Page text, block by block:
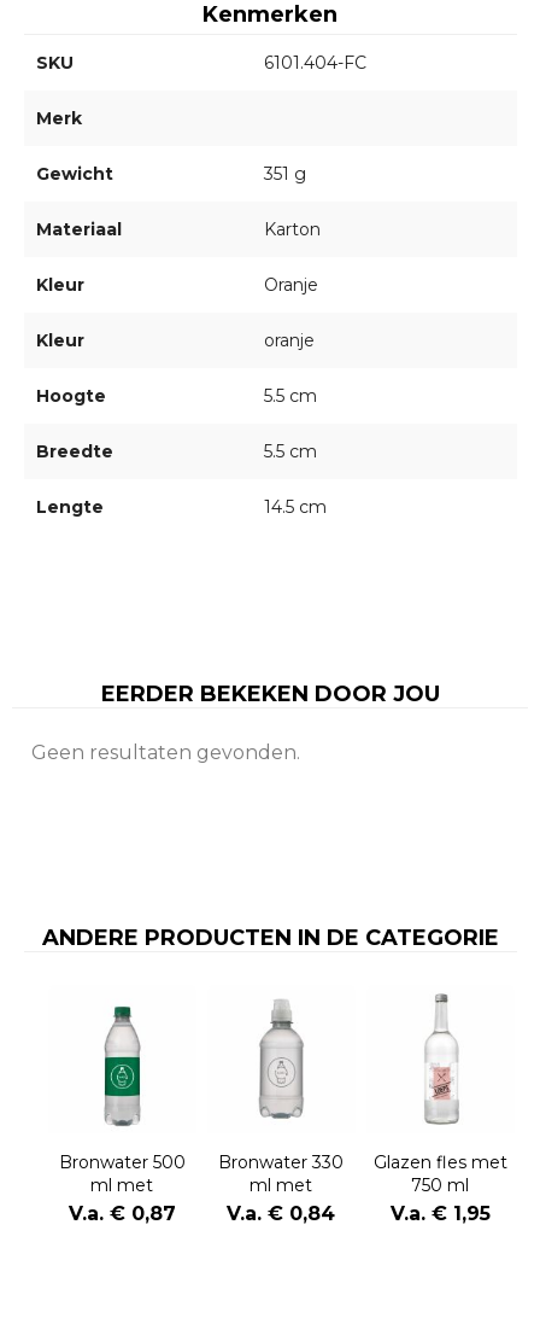
Kenmerken
SKU 6101.404-FC
Merk
Gewicht 351 g
Materiaal Karton
Kleur Oranje
Kleur oranje
Hoogte 5.5 cm
Breedte 5.5 cm
Lengte 14.5 cm
EERDER BEKEKEN DOOR JOU
Geen resultaten gevonden.
ANDERE PRODUCTEN IN DE CATEGORIE
Bronwater 500
ml met
draaidop
V.a. € 0,87
Bronwater 330
ml met
sportdop
V.a. € 0,84
Glazen fles met
750 ml
bronwater
V.a. € 1,95